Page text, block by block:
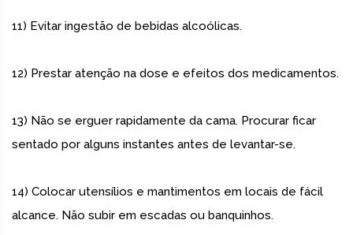
11) Evitar ingestão de bebidas alcoólicas.
12) Prestar atenção na dose e efeitos dos medicamentos.
13) Não se erguer rapidamente da cama. Procurar ficar
sentado por alguns instantes antes de levantar-se.
14) Colocar utensílios e mantimentos em locais de fácil
alcance. Não subir em escadas ou banquinhos.